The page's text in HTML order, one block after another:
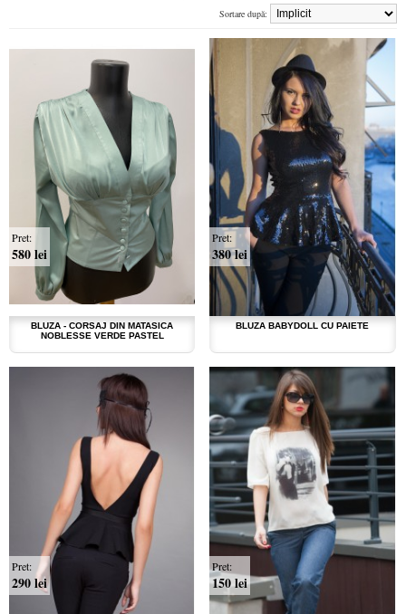
Sortare după:
BLUZA - CORSAJ DIN MATASICA
NOBLESSE VERDE PASTEL
Pret:
580 lei
BLUZA BABYDOLL CU PAIETE
Pret:
380 lei
Pret:
290 lei
Pret:
150 lei